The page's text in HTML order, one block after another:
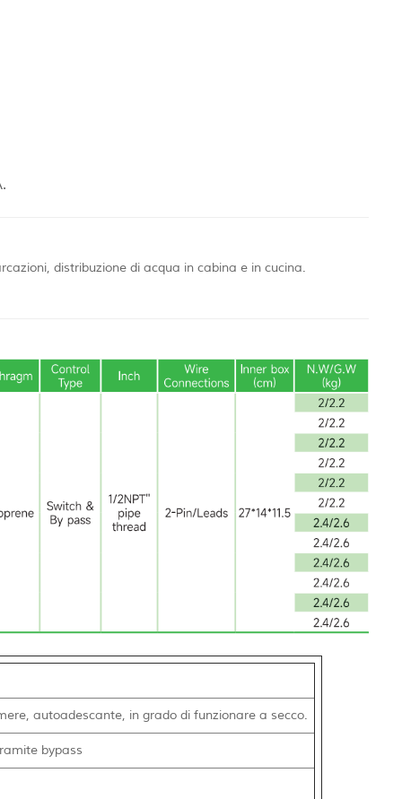
distribuzione di acqua in cabina e in cucina.
autoadescante, in grado di funzionare a secco.
bypass